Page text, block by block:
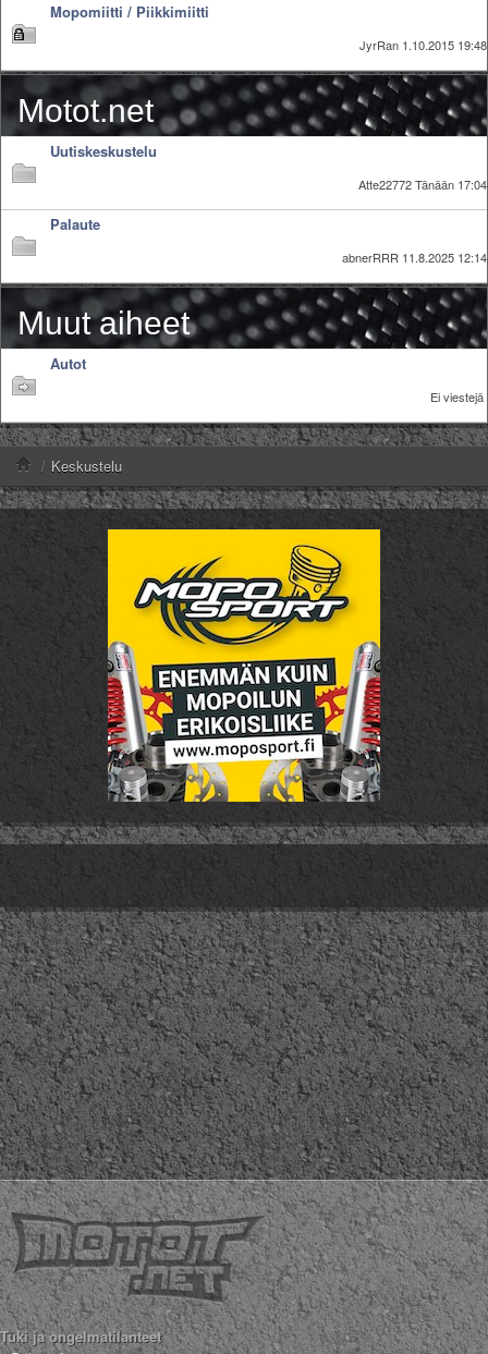
Mopomiitti / Piikkimiitti
JyrRan 1.10.2015 19:48
Motot.net
Uutiskeskustelu
Atte22772Tänään 17:04
Palaute
abnerRRR 11.8.2025 12:14
Muut aiheet
Autot
Ei viestejä
/ Keskustelu
Tuki ja ongelmatilanteet